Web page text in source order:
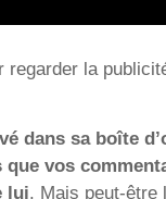
regarder la
dans sa boîte
que vos
lui. Mais peut-être